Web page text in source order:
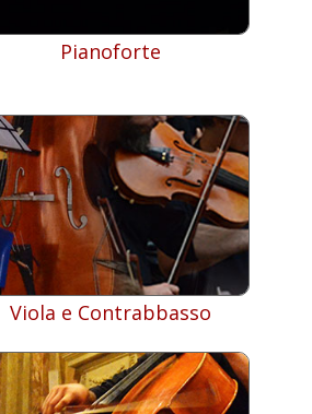
Pianoforte
Viola e Contrabbasso